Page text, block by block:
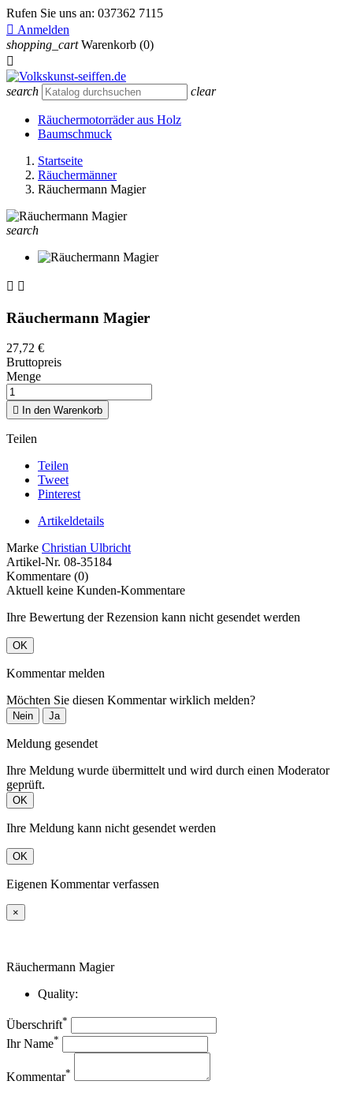
Rufen Sie uns an: 037362 7115
 Anmelden
shopping_cart Warenkorb (0)

search clear
Räuchermotorräder aus Holz
Baumschmuck
Startseite
Räuchermänner
Räuchermann Magier
search
 
Räuchermann Magier
27,72 €
Bruttopreis
Menge
 In den Warenkorb
Teilen
Teilen
Tweet
Pinterest
Artikeldetails
Marke Christian Ulbricht
Artikel-Nr. 08-35184
Kommentare (0)
Aktuell keine Kunden-Kommentare
Ihre Bewertung der Rezension kann nicht gesendet werden
OK
Kommentar melden
Möchten Sie diesen Kommentar wirklich melden?
Nein Ja
Meldung gesendet
Ihre Meldung wurde übermittelt und wird durch einen Moderator
geprüft.
OK
Ihre Meldung kann nicht gesendet werden
OK
Eigenen Kommentar verfassen
×
Räuchermann Magier
Quality:
Überschrift*
Ihr Name*
Kommentar*